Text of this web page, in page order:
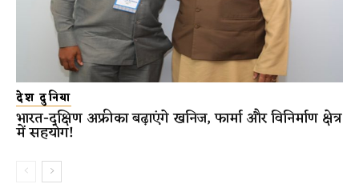
देश दुनिया
भारत-दक्षिण अफ्रीका बढ़ाएंगे खनिज, फार्मा और विनिर्माण क्षेत्र
में सहयोग!